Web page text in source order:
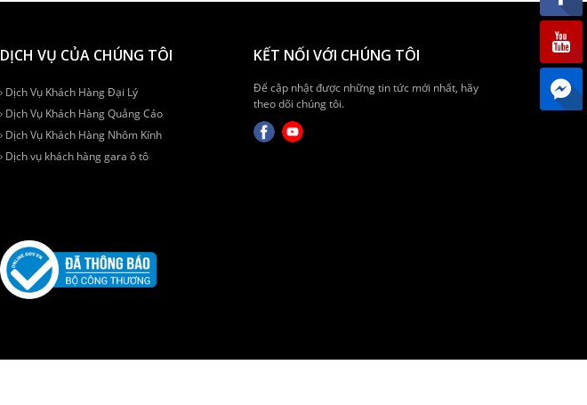
DỊCH VỤ CỦA CHÚNG TÔI
Dịch Vụ Khách Hàng Đại Lý
Dịch Vụ Khách Hàng Quảng Cáo
Dịch Vụ Khách Hàng Nhôm Kính
Dịch vụ khách hàng gara ô tô
KẾT NỐI VỚI CHÚNG TÔI
Để cập nhật được những tin tức mới nhất, hãy
theo dõi chúng tôi.